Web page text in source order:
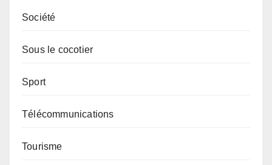
Société
Sous le cocotier
Sport
Télécommunications
Tourisme